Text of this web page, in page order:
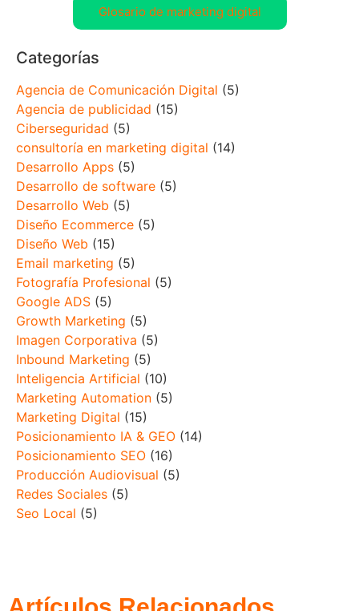
Glosario de marketing digital
Categorías
Agencia de Comunicación Digital (5)
Agencia de publicidad (15)
Ciberseguridad (5)
consultoría en marketing digital (14)
Desarrollo Apps (5)
Desarrollo de software (5)
Desarrollo Web (5)
Diseño Ecommerce (5)
Diseño Web (15)
Email marketing (5)
Fotografía Profesional (5)
Google ADS (5)
Growth Marketing (5)
Imagen Corporativa (5)
Inbound Marketing (5)
Inteligencia Artificial (10)
Marketing Automation (5)
Marketing Digital (15)
Posicionamiento IA & GEO (14)
Posicionamiento SEO (16)
Producción Audiovisual (5)
Redes Sociales (5)
Seo Local (5)